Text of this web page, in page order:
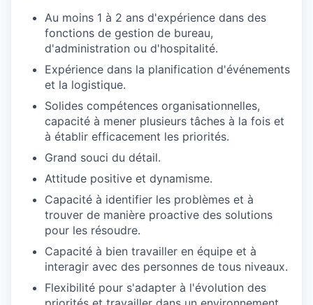
Au moins 1 à 2 ans d'expérience dans des
fonctions de gestion de bureau,
d'administration ou d'hospitalité.
Expérience dans la planification d'événements
et la logistique.
Solides compétences organisationnelles,
capacité à mener plusieurs tâches à la fois et
à établir efficacement les priorités.
Grand souci du détail.
Attitude positive et dynamisme.
Capacité à identifier les problèmes et à
trouver de manière proactive des solutions
pour les résoudre.
Capacité à bien travailler en équipe et à
interagir avec des personnes de tous niveaux.
Flexibilité pour s'adapter à l'évolution des